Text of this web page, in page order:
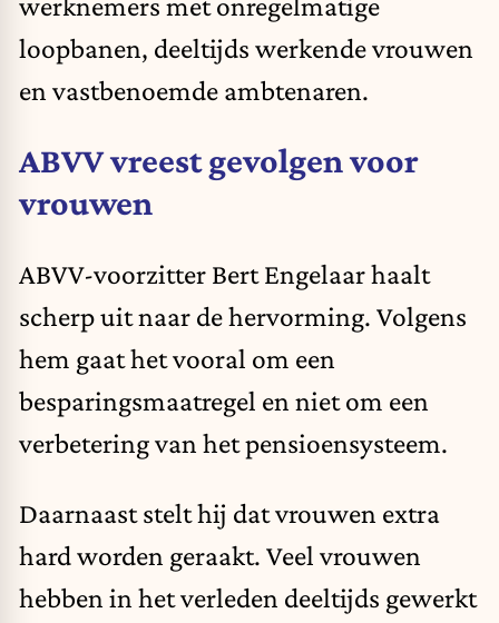
loopbanen, deeltijds werkende vrouwen
en vastbenoemde ambtenaren.
ABVV vreest gevolgen voor
vrouwen
ABVV-voorzitter Bert Engelaar haalt
scherp uit naar de hervorming. Volgens
hem gaat het vooral om een
besparingsmaatregel en niet om een
verbetering van het pensioensysteem.
Daarnaast stelt hij datvrouwen extra
hard worden geraakt. Veel vrouwen
hebben in het verleden deeltijds gewerkt